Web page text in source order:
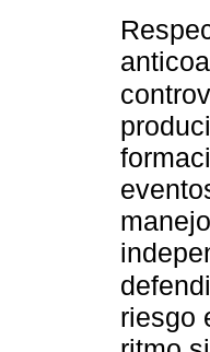
riesgo